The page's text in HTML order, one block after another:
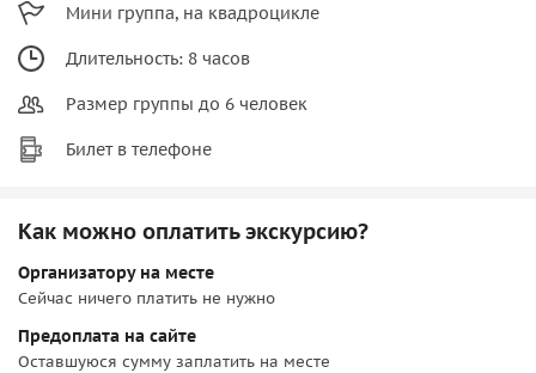
Мини группа, на квадроцикле
Длительность: 8 часов
Размер группы до 6 человек
Билет в телефоне
Как можно оплатить экскурсию?
Организатору на месте
Сейчас ничего платить не нужно
Предоплата на сайте
Оставшуюся сумму заплатить на месте